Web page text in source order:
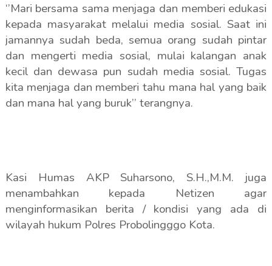
‘’Mari bersama sama menjaga dan memberi edukasi
kepada masyarakat melalui media sosial. Saat ini
jamannya sudah beda, semua orang sudah pintar
dan mengerti media sosial, mulai kalangan anak
kecil dan dewasa pun sudah media sosial. Tugas
kita menjaga dan memberi tahu mana hal yang baik
dan mana hal yang buruk’’ terangnya.
Kasi Humas AKP Suharsono, S.H.,M.M. juga
menambahkan kepada Netizen agar
menginformasikan berita / kondisi yang ada di
wilayah hukum Polres Probolingggo Kota.